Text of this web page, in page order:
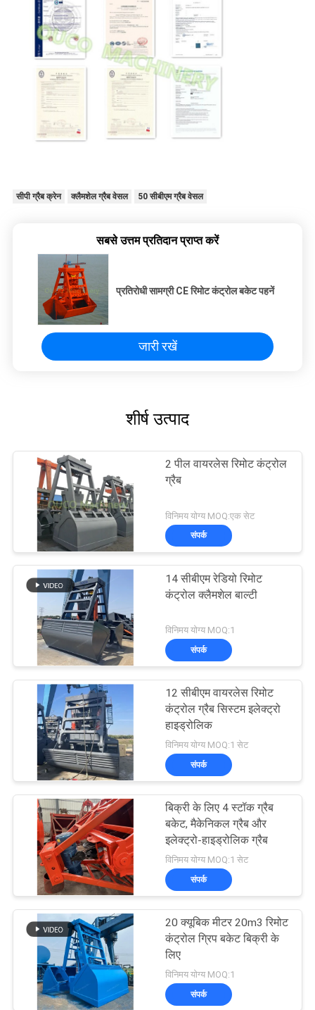
सीपी ग्रैब क्रेन क्लैमशेल ग्रैब वेसल 50 सीबीएम ग्रैब वेसल
सबसे उत्तम प्रतिदान प्राप्त करें
प्रतिरोधी सामग्री CE रिमोट कंट्रोल बकेट पहनें
जारी रखें
शीर्ष उत्पाद
2 पील वायरलेस रिमोट कंट्रोल
ग्रैब
विनिमय योग्य MOQ:एक सेट
संपर्क
14 सीबीएम रेडियो रिमोट
कंट्रोल क्लैमशेल बाल्टी
विनिमय योग्य MOQ:1
संपर्क
12 सीबीएम वायरलेस रिमोट
कंट्रोल ग्रैब सिस्टम इलेक्ट्रो
हाइड्रोलिक
विनिमय योग्य MOQ:1 सेट
संपर्क
बिक्री के लिए 4 स्टॉक ग्रैब
बकेट, मैकेनिकल ग्रैब और
इलेक्ट्रो-हाइड्रोलिक ग्रैब
विनिमय योग्य MOQ:1 सेट
संपर्क
20 क्यूबिक मीटर 20m3 रिमोट
कंट्रोल ग्रिप बकेट बिक्री के
लिए
विनिमय योग्य MOQ:1
संपर्क